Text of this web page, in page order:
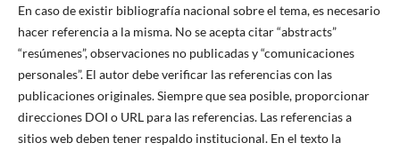
En caso de existir bibliografía nacional sobre el tema, es necesario
hacer referencia a la misma. No se acepta citar “abstracts”
“resúmenes”, observaciones no publicadas y “comunicaciones
personales”. El autor debe verificar las referencias con las
publicaciones originales. Siempre que sea posible, proporcionar
direcciones DOI o URL para las referencias. Las referencias a
sitios web deben tener respaldo institucional. En el texto la